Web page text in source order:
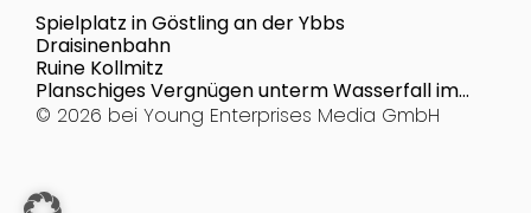
Spielplatz in Göstling an der Ybbs
Draisinenbahn
Ruine Kollmitz
Planschiges Vergnügen unterm Wasserfall im
Aqua Nova
© 2026 bei Young Enterprises Media GmbH